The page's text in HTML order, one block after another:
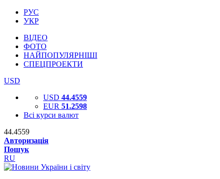
РУС
УКР
ВІДЕО
ФОТО
НАЙПОПУЛЯРНІШІ
СПЕЦПРОЕКТИ
USD
USD 44.4559
EUR 51.2598
Всі курси валют
44.4559
Авторизація
Пошук
RU